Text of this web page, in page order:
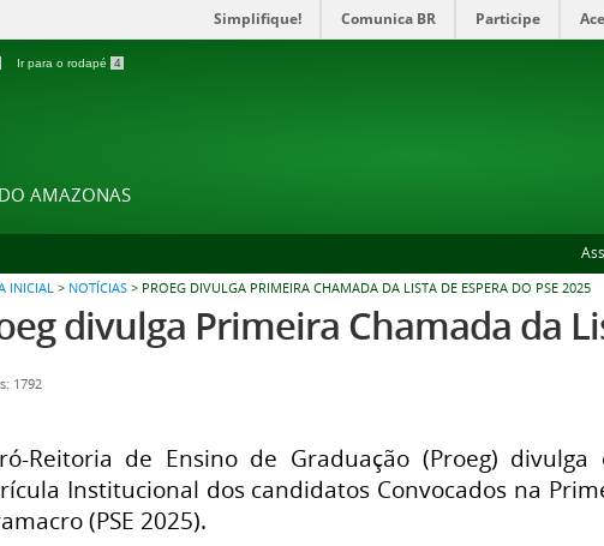
Simplifique! Comunica BR Participe
Ir para o rodapé 4
AMAZONAS
INICIAL> NOTÍCIAS > PROEG DIVULGA PRIMEIRA CHAMADA DA LISTA DE ESPERA DO PSE 2025
divulga Primeira Chamada da
1792
Reitoria de Ensino de Graduação (Proeg)
Institucional dos candidatos Convocados na
(PSE 2025).